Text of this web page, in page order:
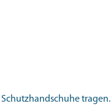
tragen.